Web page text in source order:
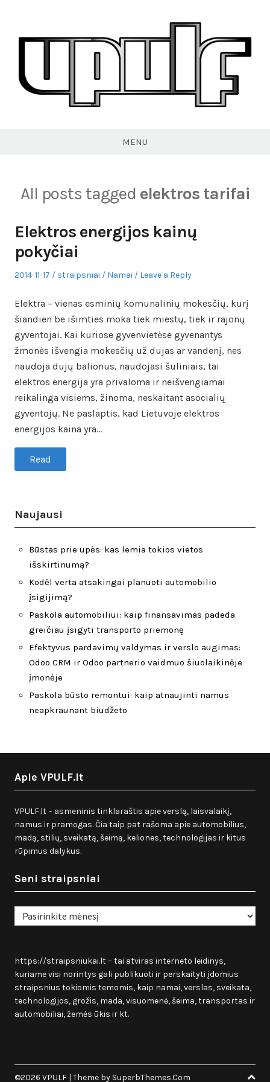
content
MENU
All posts tagged elektros tarifai
Elektros energijos kainų
pokyčiai
Posted
2014-11-17 Author
straipsniai
Posted
Namai Leave a Reply
Elektra – vienas esminių komunalinių mokesčių, kurį
šiandien be išimties moka tiek miestų, tiek ir rajonų
gyventojai. Kai kuriose gyvenvietėse gyvenantys
žmonės išvengia mokesčių už dujas ar vandenį, nes
naudoja dujų balionus, naudojasi šuliniais, tai
elektros energija yra privaloma ir neišvengiamai
reikalinga visiems, žinoma, neskaitant asocialių
gyventojų. Ne paslaptis, kad Lietuvoje elektros
energijos kaina yra…
Read
Naujausi
Būstas prie upės: kas lemia tokios vietos
išskirtinumą?
Kodėl verta atsakingai planuoti automobilio
įsigijimą?
Paskola automobiliui: kaip finansavimas padeda
greičiau įsigyti transporto priemonę
Efektyvus pardavimų valdymas ir verslo augimas:
Odoo CRM ir Odoo partnerio vaidmuo šiuolaikinėje
įmonėje
Paskola būsto remontui: kaip atnaujinti namus
neapkraunant biudžeto
Apie VPULF.lt
VPULF.lt – asmeninis tinklaraštis apie verslą, laisvalaikį,
namus ir pramogas. Čia taip pat rašoma apie automobilius,
madą, stilių, sveikatą, šeimą, keliones, technologijas ir kitus
rūpimus dalykus.
Seni straipsniai
Seni
straipsniai
https://straipsniukai.lt– tai atviras interneto leidinys,
kuriame visi norintys gali publikuoti ir perskaityti įdomius
straipsnius tokiomis temomis, kaip namai, verslas, sveikata,
technologijos, grožis, mada, visuomenė, šeima, transportas ir
automobiliai, žemės ūkis ir kt.
©2026 VPULF | Theme by SuperbThemes.Com